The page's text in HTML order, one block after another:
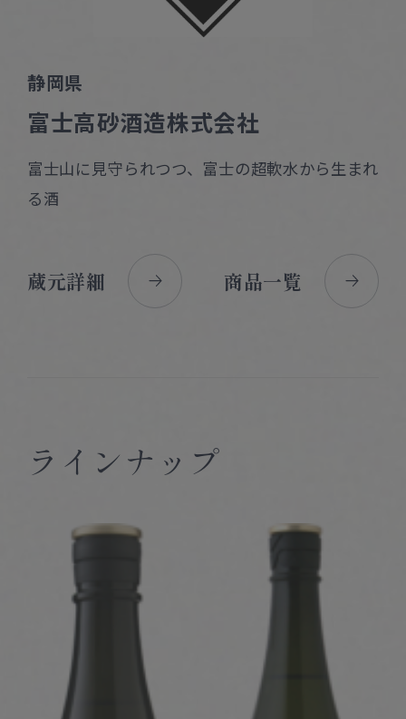
静岡県
富士高砂酒造株式会社
富士山に見守られつつ、富士の超軟水から生まれ
る酒
蔵元詳細 商品一覧
ラインナップ